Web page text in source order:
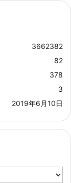
3662382
82
378
3
2019年6月10日